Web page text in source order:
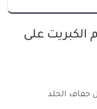
الكبريت على
جفاف الجلد